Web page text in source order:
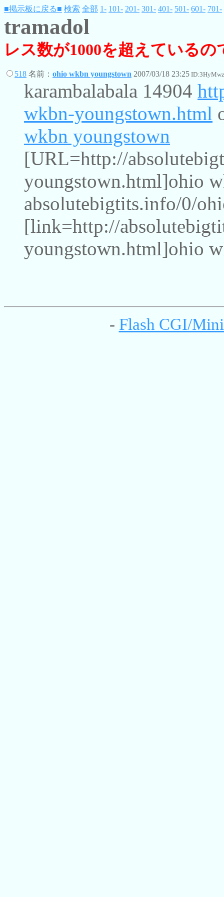
■掲示板に戻る■ 検索 全部 1- 101- 201- 301- 401- 501- 601- 701-
tramadol
レス数が1000を超えている
518 名前： ohio wkbn youngstown 2007/03/18 23:25
karambalabala 14904
wkbn-youngstown.html
wkbn youngstown
[URL=http://
youngstown.html]ohio
absolutebigtits.info/0/
[link=http://
youngstown.html]ohio
- Flash CGI/